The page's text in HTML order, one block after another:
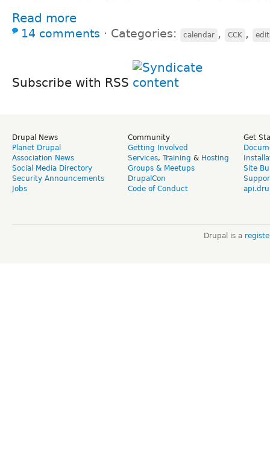
Read more
14 comments ⋅ Categories: calendar , CCK ,
Subscribe with RSS
Drupal News
Planet Drupal
Association News
Social Media Directory
Security Announcements
Jobs
Community
Getting Involved
Services, Training & Hosting
Groups & Meetups
DrupalCon
Code of Conduct
Get
Site
Drupal is a